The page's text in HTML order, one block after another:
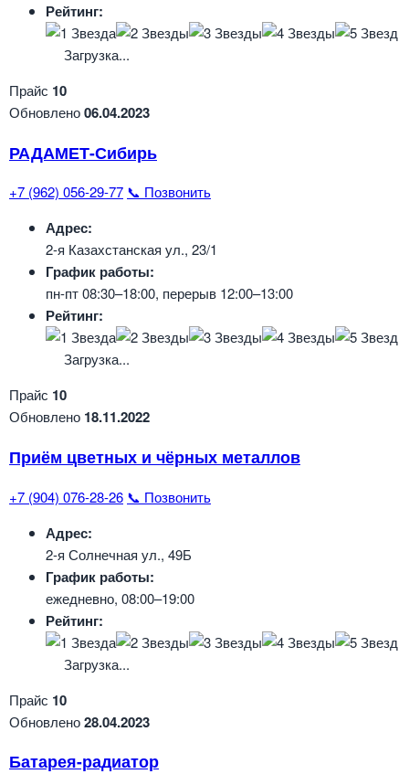
Рейтинг:
Загрузка...
Прайс 10
Обновлено06.04.2023
РАДАМЕТ-Сибирь
+7 (962) 056-29-77 📞 Позвонить
Адрес:
2-я Казахстанская ул., 23/1
График работы:
пн-пт 08:30–18:00, перерыв 12:00–13:00
Рейтинг:
Загрузка...
Прайс 10
Обновлено 18.11.2022
Приём цветных и чёрных металлов
+7 (904) 076-28-26 📞 Позвонить
Адрес:
2-я Солнечная ул., 49Б
График работы:
ежедневно, 08:00–19:00
Рейтинг:
Загрузка...
Прайс 10
Обновлено28.04.2023
Батарея-радиатор